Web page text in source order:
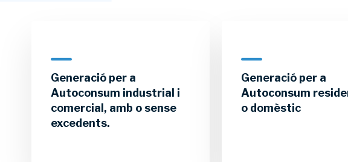
Generació per a
Autoconsum industrial i
comercial, amb o sense
excedents.
Generació per a
Autoconsum
o domèstic